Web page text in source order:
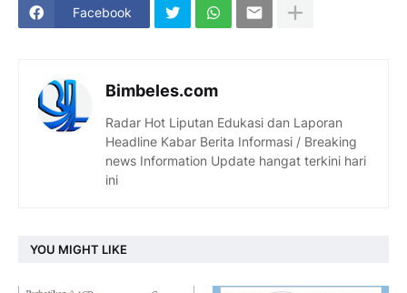
Facebook
Bimbeles.com
Radar Hot Liputan Edukasi dan Laporan
Headline Kabar Berita Informasi / Breaking
news Information Update hangat terkini hari
ini
YOU MIGHT LIKE